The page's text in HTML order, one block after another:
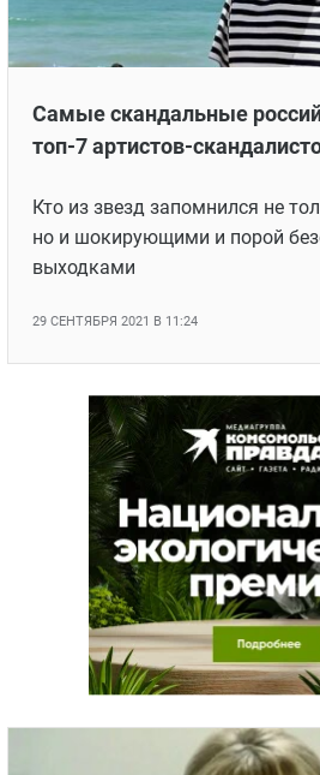
МЕЛОДРАМЫ
СВЕТСКИЕ НОВОСТИ
ТЕСТЫ
СПОЙЛЕРЫ ИЗ СЕРИАЛОВ
Самые скандальные
топ-7 артистов-
Кто из звезд запомнился не
но и шокирующими и порой
выходками
29 СЕНТЯБРЯ 2021 В 11:24